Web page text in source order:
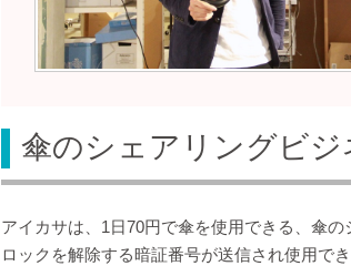
傘のシェアリングビ
アイカサは、1日70円で傘を使用できる、傘
ロックを解除する暗証番号が送信され使用で